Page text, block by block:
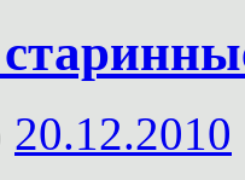
20.12.2010